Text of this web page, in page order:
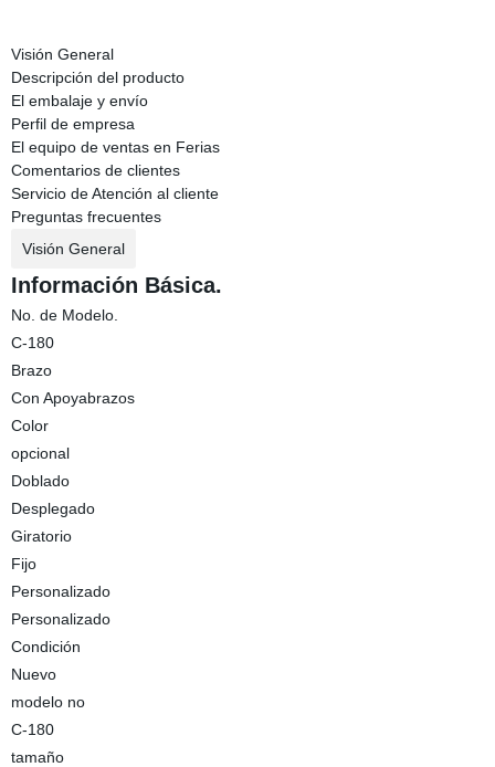
Visión General
Descripción del producto
El embalaje y envío
Perfil de empresa
El equipo de ventas en Ferias
Comentarios de clientes
Servicio de Atención al cliente
Preguntas frecuentes
Visión General
Información Básica.
No. de Modelo.
C-180
Brazo
Con Apoyabrazos
Color
opcional
Doblado
Desplegado
Giratorio
Fijo
Personalizado
Personalizado
Condición
Nuevo
modelo no
C-180
tamaño